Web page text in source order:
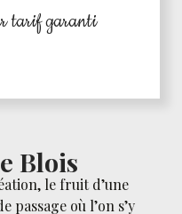
tarif garanti
Blois
le fruit d’une
passage où l’on s’y